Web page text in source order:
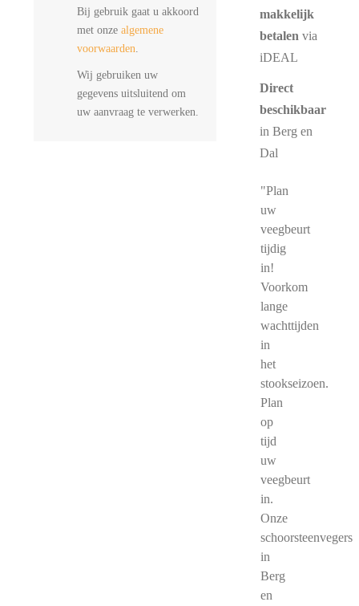
Bij gebruik gaat u akkoord
met onze algemene
voorwaarden.
Wij gebruiken uw
gegevens uitsluitend om
uw aanvraag te verwerken.
makkelijk
betalen via
iDEAL
Direct
beschikbaar
in Berg en
Dal
"Plan
uw
veegbeurt
tijdig
in!
Voorkom
lange
wachttijden
in
het
stookseizoen.
Plan
op
tijd
uw
veegbeurt
in.
Onze
schoorsteenvegers
in
Berg
en